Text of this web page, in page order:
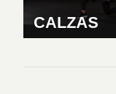
CALZAS